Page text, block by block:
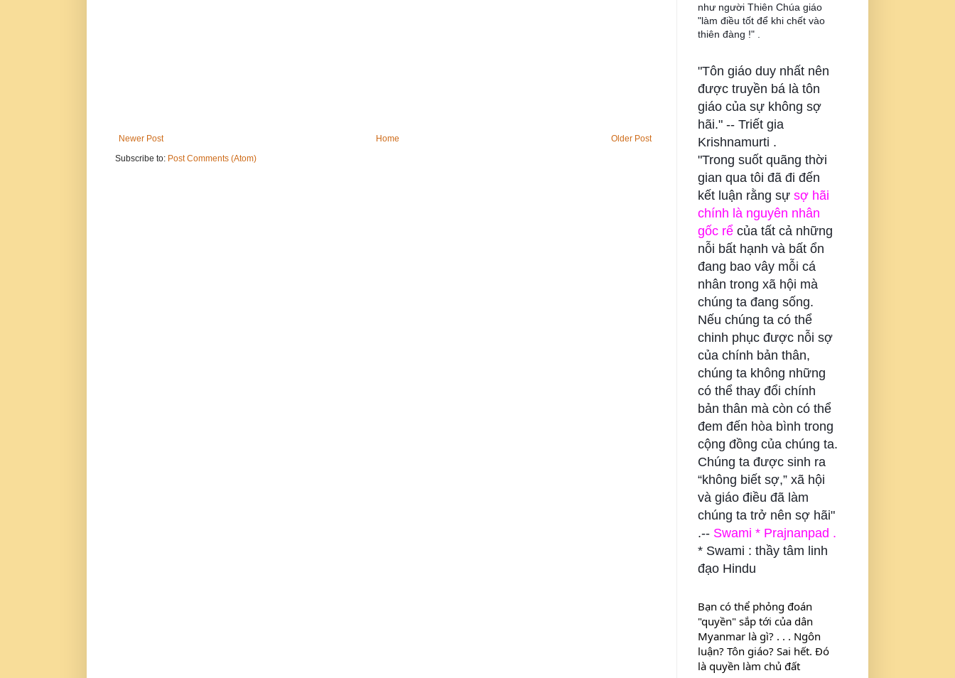
Newer Post Older Post
Home
Subscribe to: Post Comments (Atom)
như người Thiên Chúa giáo
"làm điều tốt để khi chết vào
thiên đàng !" .
"Tôn giáo duy nhất nên
được truyền bá là tôn
giáo của sự không sợ
hãi." -- Triết gia
Krishnamurti .
"Trong suốt quãng thời
gian qua tôi đã đi đến
kết luận rằng sự sợ hãi
chính là nguyên nhân
gốc rể của tất cả những
nỗi bất hạnh và bất ổn
đang bao vây mỗi cá
nhân trong xã hội mà
chúng ta đang sống.
Nếu chúng ta có thể
chinh phục được nỗi sợ
của chính bản thân,
chúng ta không những
có thể thay đổi chính
bản thân mà còn có thể
đem đến hòa bình trong
cộng đồng của chúng ta.
Chúng ta được sinh ra
“không biết sợ,” xã hội
và giáo điều đã làm
chúng ta trở nên sợ hãi"
.-- Swami * Prajnanpad .
* Swami : thầy tâm linh
đạo Hindu
Bạn có thể phỏng đoán
"quyền" sắp tới của dân
Myanmar là gì? . . . Ngôn
luận? Tôn giáo? Sai hết. Đó
là quyền làm chủ đất